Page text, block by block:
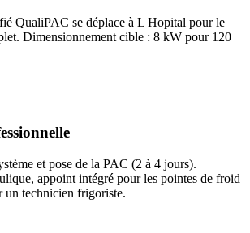
QualiPAC se déplace à L Hopital pour le
Dimensionnement cible : 8 kW pour 120
et pose de la PAC (2 à 4 jours).
appoint intégré pour les pointes de froid
un technicien frigoriste.